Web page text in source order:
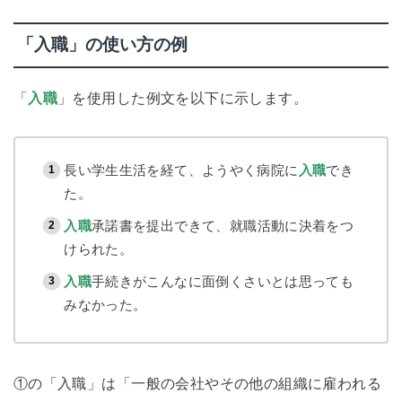
「入職」の使い方の例
「 入職 」を使用した例文を以下に示します。
長い学生生活を経て、ようやく病院に 入職でき
た。
入職承諾書を提出できて、就職活動に決着をつ
けられた。
入職手続きがこんなに面倒くさいとは思っても
みなかった。
①の「入職」は「一般の会社やその他の組織に雇われる